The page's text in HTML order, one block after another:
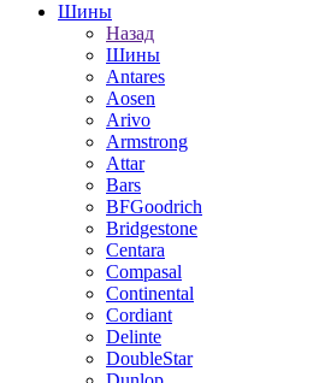
Шины
Назад
Шины
Antares
Aosen
Arivo
Armstrong
Attar
Bars
BFGoodrich
Bridgestone
Centara
Compasal
Continental
Cordiant
Delinte
DoubleStar